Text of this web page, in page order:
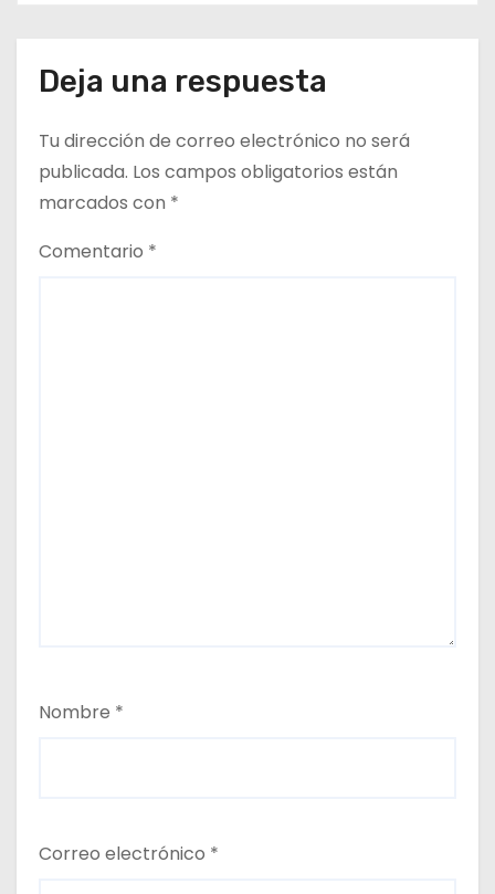
n
r
a
d
Deja una respuesta
Tu dirección de correo electrónico no será
publicada. Los campos obligatorios están
marcados con *
Comentario *
Nombre *
Correo electrónico *